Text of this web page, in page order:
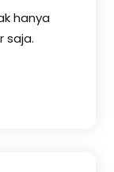
hanya
saja.